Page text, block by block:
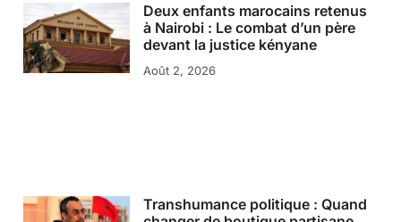
Deux enfants marocains retenus
à Nairobi : Le combat d’un père
devant la justice kényane
Août 2, 2026
Transhumance politique : Quand